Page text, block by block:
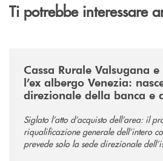
Ti potrebbe interessare
Cassa Rurale Valsugana
l’ex albergo Venezia:
direzionale della banca e
Siglato l’atto d’acquisto dell’area: il
riqualificazione generale dell’intero
prevede solo la sede direzionale